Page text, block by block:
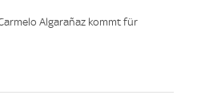
Algarañaz kommt für